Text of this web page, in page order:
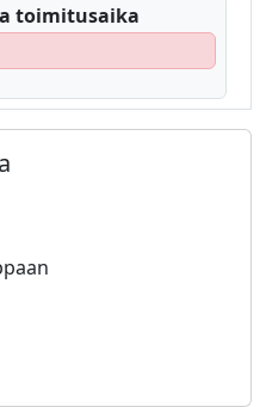
toimitusaika